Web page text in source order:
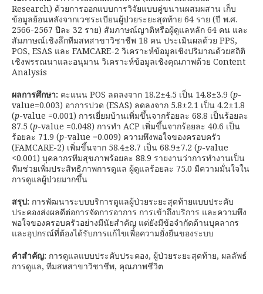
Research) ด้วยการออกแบบการวิจัยแบบคู่ขนานผสมผสาน เก็บ
ข้อมูลย้อนหลังจากเวชระเบียนผู้ป่วยระยะสุดท้าย 64 ราย (ปี พ.ศ.
2566-2567 ปีละ 32 ราย) สัมภาษณ์ญาติหรือผู้ดูแลหลัก 64 คน และ
สัมภาษณ์เชิงลึกทีมสหสาขาวิชาชีพ 18 คน ประเมินผลด้วย PPS,
POS, ESAS และ FAMCARE-2 วิเคราะห์ข้อมูลเชิงปริมาณด้วยสถิติ
เชิงพรรณนาและอนุมาน วิเคราะห์ข้อมูลเชิงคุณภาพด้วย Content
Analysis
ผลการศึกษา: คะแนน POS ลดลงจาก 18.2±4.5 เป็น 14.8±3.9 (p-
value=0.003) อาการปวด (ESAS) ลดลงจาก 5.8±2.1 เป็น 4.2±1.8
(p-value =0.001) การเยี่ยมบ้านเพิ่มขึ้นจากร้อยละ 68.8 เป็นร้อยละ
87.5 (p-value =0.048) การทำ ACP เพิ่มขึ้นจากร้อยละ 40.6 เป็น
ร้อยละ 71.9 (p-value =0.009) ความพึงพอใจของครอบครัว
(FAMCARE-2) เพิ่มขึ้นจาก 58.4±8.7 เป็น 68.9±7.2 (p-value
<0.001) บุคลากรทีมสุขภาพร้อยละ 88.9 รายงานว่าการทำงานเป็น
ทีมช่วยเพิ่มประสิทธิภาพการดูแล ผู้ดูแลร้อยละ 75.0 มีความมั่นใจใน
การดูแลผู้ป่วยมากขึ้น
สรุป: การพัฒนาระบบบริการดูแลผู้ป่วยระยะสุดท้ายแบบประคับ
ประคองส่งผลดีต่อการจัดการอาการ การเข้าถึงบริการ และความพึง
พอใจของครอบครัวอย่างมีนัยสำคัญ แต่ยังมีข้อจำกัดด้านบุคลากร
และอุปกรณ์ที่ต้องได้รับการแก้ไขเพื่อความยั่งยืนของระบบ
คำสำคัญ: การดูแลแบบประคับประคอง, ผู้ป่วยระยะสุดท้าย, ผลลัพธ์
การดูแล, ทีมสหสาขาวิชาชีพ, คุณภาพชีวิต